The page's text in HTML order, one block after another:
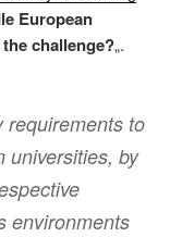
European
challenge?„.
requirements to
universities, by
environments